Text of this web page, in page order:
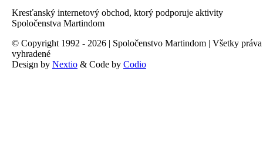
Kresťanský internetový obchod, ktorý podporuje aktivity
Spoločenstva Martindom
© Copyright 1992 - 2026 | Spoločenstvo Martindom | Všetky práva
vyhradené
Design by Nextio & Code by Codio